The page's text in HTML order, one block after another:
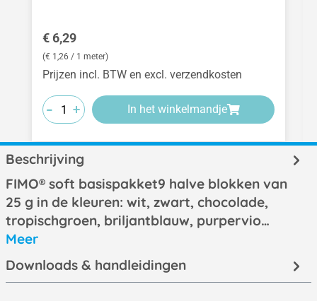
Normale prijs:
€ 6,29
(€ 1,26 / 1 meter)
Prijzen incl. BTW en excl. verzendkosten
-
-
- +
+
+ In het winkelmandje
Beschrijving
FIMO® soft basispakket9 halve blokken van
25 g in de kleuren: wit, zwart, chocolade,
tropischgroen, briljantblauw, purpervio…
Meer
Downloads & handleidingen